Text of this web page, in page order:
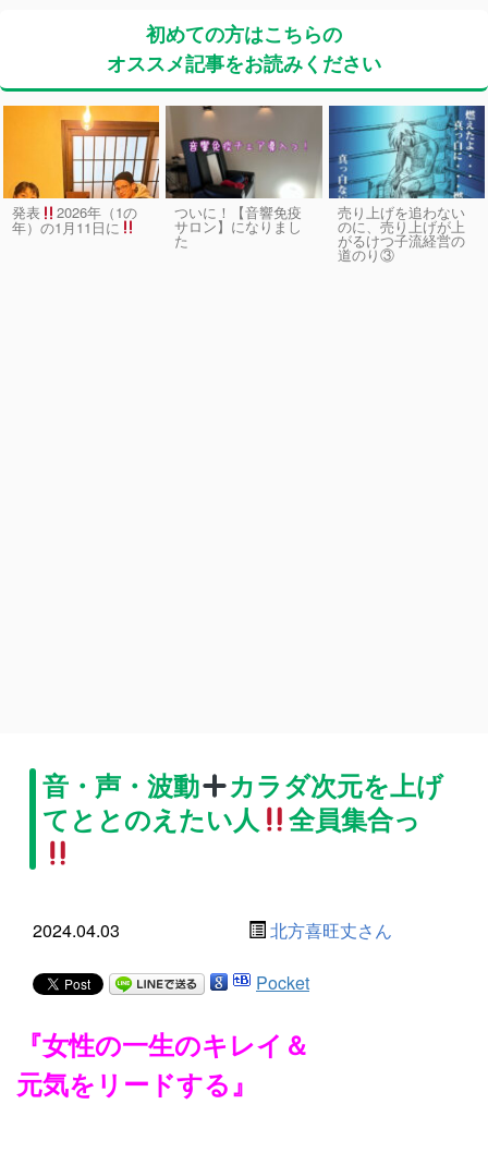
初めての方はこちらの
オススメ記事をお読みください
発表 2026年（1の
年）の1月11日に
ついに！【音響免疫
サロン】になりまし
た
売り上げを追わない
のに、売り上げが上
がるけつ子流経営の
道のり③
音・声・波動
カラダ次元を上げ
てととのえたい人
全員集合っ
2024.04.03 北方喜旺丈さん
Pocket
『女性の一生のキレイ＆
元気をリードする』